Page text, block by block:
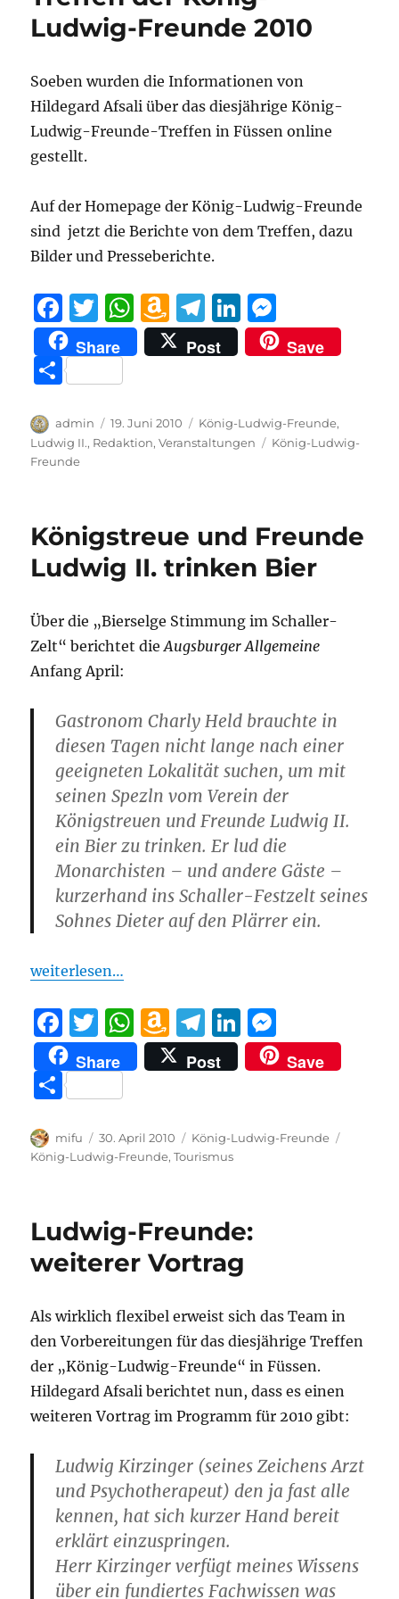
Li
st
Ludwig-Freunde 2010
Soeben wurden die Informationen von
Hildegard Afsali über das diesjährige König-
Ludwig-Freunde-Treffen in Füssen online
gestellt.
Auf der Homepage der König-Ludwig-Freunde
sind jetzt die Berichte von dem Treffen, dazu
Bilder und Presseberichte.
F
a
c
e
b
o
T
w
it
te
r
W
h
at
A
p
A
m
a
o
n
h
Li
T
el
e
r
a
Li
n
k
d
I
e
ss
n
g
Share Post Save
T
le
n
Autor
admin
Veröffentlicht
am
19. Juni 2010 Kategorien
König-Ludwig-Freunde,
Ludwig II., Redaktion,Veranstaltungen Schlagwörter
König-Ludwig-
Freunde
Königstreue und Freunde
Ludwig II. trinken Bier
Über die „Bierselge Stimmung im Schaller-
Zelt“ berichtet die Augsburger Allgemeine
Anfang April:
Gastronom Charly Held brauchte in
diesen Tagen nicht lange nach einer
geeigneten Lokalität suchen, um mit
seinen Spezln vom Verein der
Königstreuen und Freunde Ludwig II.
ein Bier zu trinken. Er lud die
Monarchisten – und andere Gäste –
kurzerhand ins Schaller-Festzelt seines
Sohnes Dieter auf den Plärrer ein.
weiterlesen…
F
a
c
e
b
o
k
T
w
it
te
r
W
h
at
A
p
A
m
a
o
n
is
h
Li
st
T
el
e
r
a
Li
n
k
d
e
ss
n
Share Post Save
T
le
n
Autor
mifu
Veröffentlicht
am
30. April 2010 Kategorien
König-Ludwig-Freunde
König-Ludwig-Freunde,Tourismus
Ludwig-Freunde:
weiterer Vortrag
Als wirklich flexibel erweist sich das Team in
den Vorbereitungen für das diesjährige Treffen
der „König-Ludwig-Freunde“ in Füssen.
Hildegard Afsali berichtet nun, dass es einen
weiteren Vortrag im Programm für 2010 gibt:
Ludwig Kirzinger (seines Zeichens Arzt
und Psychotherapeut) den ja fast alle
kennen, hat sich kurzer Hand bereit
erklärt einzuspringen.
Herr Kirzinger verfügt meines Wissens
über ein fundiertes Fachwissen was